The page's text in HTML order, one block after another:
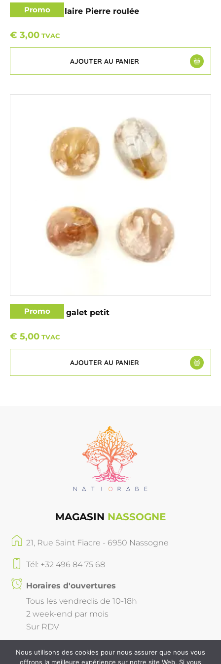
Promo
Jaspe Orbiculaire Pierre roulée
€ 3,00 TVAC
AJOUTER AU PANIER
Promo
Agate fleurie galet petit
€ 5,00 TVAC
AJOUTER AU PANIER
MAGASIN NASSOGNE
21, Rue Saint Fiacre - 6950 Nassogne
Tél: +32 496 84 75 68
Horaires d'ouvertures
Tous les vendredis de 10-18h
2 week-end par mois
Sur RDV
Nous utilisons des cookies pour nous assurer que nous vous
offrons la meilleure expérience sur notre site Web. Si vous